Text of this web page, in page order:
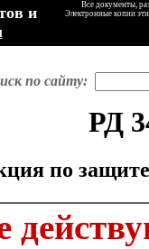
и
Все документы,
Электронные копии
по сайту:
РД
по